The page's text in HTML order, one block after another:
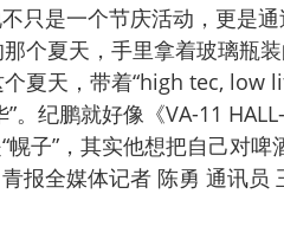
只是一个节庆活动，更是
个夏天，手里拿着玻璃瓶
夏天，带着“high tec, low
。纪鹏就好像《VA-11
子”，其实他想把自己对
报全媒体记者 陈勇 通讯员